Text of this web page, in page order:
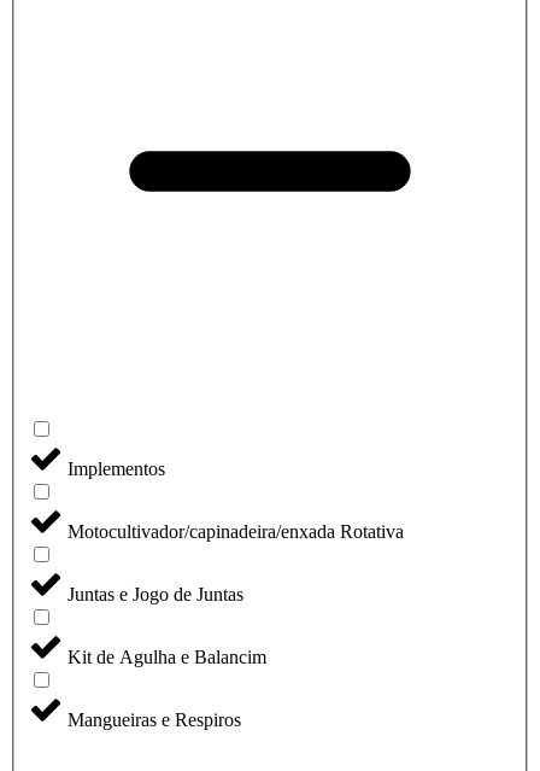
Implementos
Motocultivador/capinadeira/enxada Rotativa
Juntas e Jogo de Juntas
Kit de Agulha e Balancim
Mangueiras e Respiros